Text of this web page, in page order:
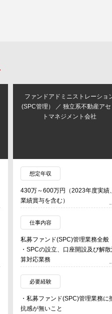
ファンドアドミニストレーショ
(SPC管理） ／ 独立系不動産ア
トマネジメント会社
想定年収
430万～600万円（2023年度実績
業績賞与を含む）
仕事内容
私募ファンド(SPC)管理業務全般
・SPCの設立、口座開設及び解
算対応業務
・SPCにおける物件取得、売却
リファイナンスのサポート
・PMレポート及び信託決算書の
ェック
・レンダー及び投資家対応業務(サ
必要経験
・私募ファンド(SPC)管理業務に
抗感が無いこと